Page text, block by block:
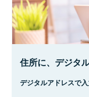
住所に、デジタ
デジタルアドレスで